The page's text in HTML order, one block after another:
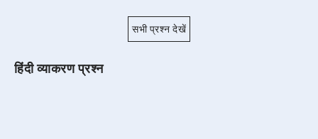
सभी प्रश्न देखें
हिंदी व्याकरण प्रश्न